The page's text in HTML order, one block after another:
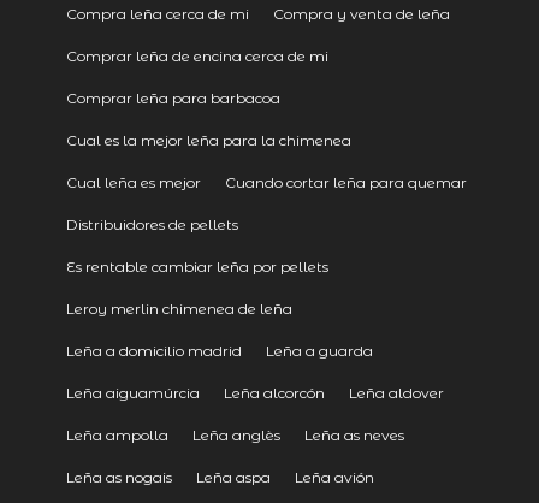
Compra leña cerca de mi Compra y venta de leña
Comprar leña de encina cerca de mi
Comprar leña para barbacoa
Cual es la mejor leña para la chimenea
Cual leña es mejor Cuando cortar leña para quemar
Distribuidores de pellets
Es rentable cambiar leña por pellets
Leroy merlin chimenea de leña
Leña a domicilio madrid Leña a guarda
Leña aiguamúrcia Leña alcorcón Leña aldover
Leña ampolla Leña anglès Leña as neves
Leña as nogais Leña aspa Leña avión